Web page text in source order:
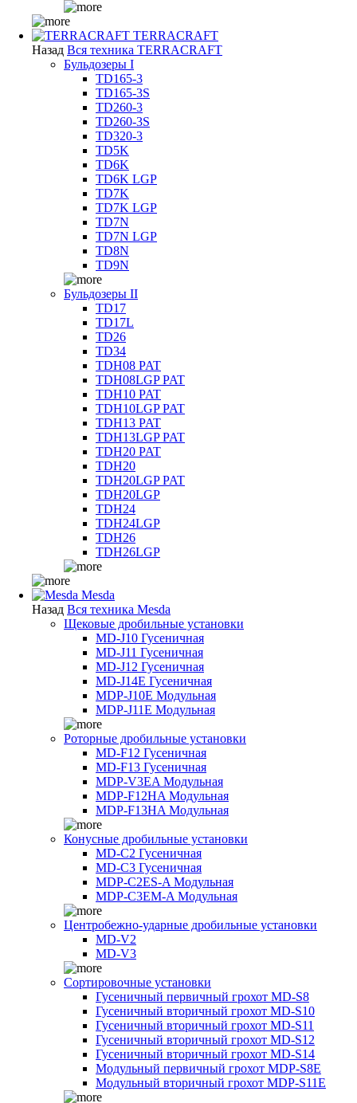
TERRACRAFT
Назад Вся техника TERRACRAFT
Бульдозеры I
TD165-3
TD165-3S
TD260-3
TD260-3S
TD320-3
TD5K
TD6K
TD6K LGP
TD7K
TD7K LGP
TD7N
TD7N LGP
TD8N
TD9N
Бульдозеры II
TD17
TD17L
TD26
TD34
TDH08 PAT
TDH08LGP PAT
TDH10 PAT
TDH10LGP PAT
TDH13 PAT
TDH13LGP PAT
TDH20 PAT
TDH20
TDH20LGP PAT
TDH20LGP
TDH24
TDH24LGP
TDH26
TDH26LGP
Mesda
Назад Вся техника Mesda
Щековые дробильные установки
MD-J10 Гусеничная
MD-J11 Гусеничная
MD-J12 Гусеничная
MD-J14E Гусеничная
MDP-J10E Модульная
MDP-J11E Модульная
Роторные дробильные установки
MD-F12 Гусеничная
MD-F13 Гусеничная
MDP-V3EA Модульная
MDP-F12HA Модульная
MDP-F13HA Модульная
Конусные дробильные установки
MD-C2 Гусеничная
MD-C3 Гусеничная
MDP-C2ES-A Модульная
MDP-C3EM-A Модульная
Центробежно-ударные дробильные установки
MD-V2
MD-V3
Сортировочные установки
Гусеничный первичный грохот MD-S8
Гусеничный вторичный грохот MD-S10
Гусеничный вторичный грохот MD-S11
Гусеничный вторичный грохот MD-S12
Гусеничный вторичный грохот MD-S14
Модульный первичный грохот MDP-S8E
Модульный вторичный грохот MDP-S11E